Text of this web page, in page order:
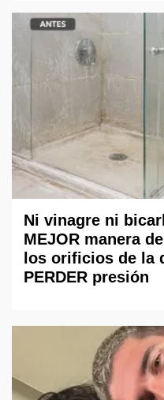
Ni vinagre ni
MEJOR manera
los orificios de la
PERDER presión